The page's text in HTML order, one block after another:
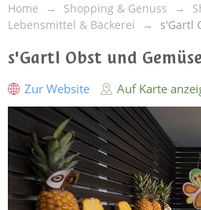
Home Shopping & Genuss
Lebensmittel & Bäckerei
s'Gartl
s'Gartl Obst und Gemüse
Zur Website Auf Karte